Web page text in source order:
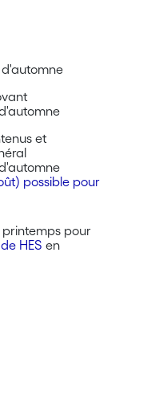
et
possible pour
pour
HES en